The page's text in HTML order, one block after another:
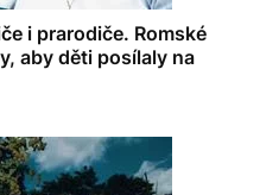
i prarodiče. Romské
aby děti posílaly na